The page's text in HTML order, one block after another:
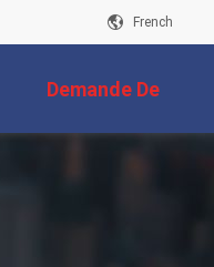
French
Demande De
Soumission